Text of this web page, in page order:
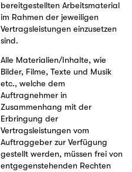
bereitgestellten Arbeitsmaterial
im Rahmen der jeweiligen
Vertragsleistungen einzusetzen
sind.
Alle Materialien/Inhalte, wie
Bilder, Filme, Texte und Musik
etc., welche dem
Auftragnehmer in
Zusammenhang mit der
Erbringung der
Vertragsleistungen vom
Auftraggeber zur Verfügung
gestellt werden, müssen frei von
entgegenstehenden Rechten